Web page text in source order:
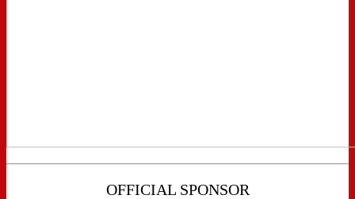
OFFICIAL SPONSOR